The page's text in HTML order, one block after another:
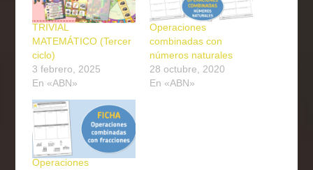
TRIVIAL
MATEMÁTICO (Tercer
ciclo)
3 febrero, 2025
En «ABN»
Operaciones
combinadas con
números naturales
28 octubre, 2020
En «ABN»
Operaciones